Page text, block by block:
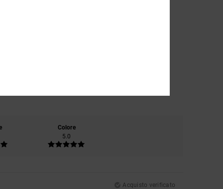
Colore
5.0
Acquisto verificato